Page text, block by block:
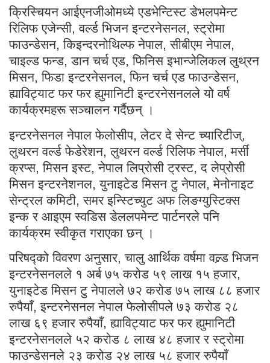
क्रिस्चियन आईएनजीओमध्ये एडभेन्टिस्ट डेभलपमेन्ट
रिलिफ एजेन्सी, वर्ल्ड भिजन इन्टरनेसनल, स्ट्रोमा
फाउन्डेसन, किइन्दरनोथिल्फ नेपाल, सीबीएम नेपाल,
चाइल्ड फन्ड, डान चर्च एड, फिनिस इभान्जेलिकल लुथ्रन
मिसन, फिडा इन्टरनेसनल, फिन चर्च एड फाउन्डेसन,
ह्याविट्याट फर फर ह्युमानिटी इन्टरनेसनलले योे वर्ष
कार्यक्रमहरू सञ्चालन गर्दैछन् ।
इन्टरनेसनल नेपाल फेलोसीप, लेटर दे सेन्ट च्यारिटीज्,
लुथरन वर्ल्ड फेडेरेशन, लुथरन वर्ल्ड रिलिफ नेपाल, मर्सी
क्रप्स, मिसन इस्ट, नेपाल लिप्रोसी ट्रस्ट, द लेप्रोसी
मिसन इन्टरनेशनल, युनाइटेड मिसन टु नेपाल, मेनोनाइट
सेन्ट्रल कमिटी, समर इन्स्टिच्युट अफ लिङग्युस्टिक्स
इन्क र आइएम स्वडिस डेललपमेन्ट पार्टनरले पनि
कार्यक्रम स्वीकृत गराएका छन् ।
परिषद्को विवरण अनुसार, चालु आर्थिक वर्षमा वल्र्ड भिजन
इन्टरनेसनलले १ अर्ब ७५ करोड ५९ लाख १५ हजार,
युनाइटेड मिसन टु नेपालले ७२ करोड ७५ लाख ८८ हजार
रुपैयाँ, इन्टरनेसनल नेपाल फेलोसीपले ७३ करोड २८
लाख ६९ हजार रुपैयाँ, ह्याविट्याट फर फर ह्युमानिटी
इन्टरनेसनलले ५२ करोड ८ लाख ४८ हजार र स्ट्रोमा
फाउन्डेसनले २३ करोड २४ लाख ५८ हजार रुपैयाँ